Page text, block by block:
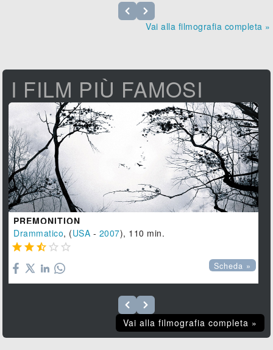
Vai alla filmografia completa »
I FILM PIÙ FAMOSI
PREMONITION
Drammatico, (USA - 2007), 110 min.
    
Scheda »
Vai alla filmografia completa »